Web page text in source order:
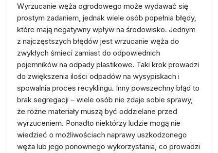
Wyrzucanie węża ogrodowego może wydawać się
prostym zadaniem, jednak wiele osób popełnia błędy,
które mają negatywny wpływ na środowisko. Jednym
z najczęstszych błędów jest wrzucanie węża do
zwykłych śmieci zamiast do odpowiednich
pojemników na odpady plastikowe. Taki krok prowadzi
do zwiększenia ilości odpadów na wysypiskach i
spowalnia proces recyklingu. Inny powszechny błąd to
brak segregacji – wiele osób nie zdaje sobie sprawy,
że różne materiały muszą być oddzielane przed
wyrzuceniem. Ponadto niektórzy ludzie mogą nie
wiedzieć o możliwościach naprawy uszkodzonego
węża lub jego ponownego wykorzystania, co prowadzi